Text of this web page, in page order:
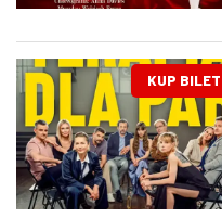
KUP BILET